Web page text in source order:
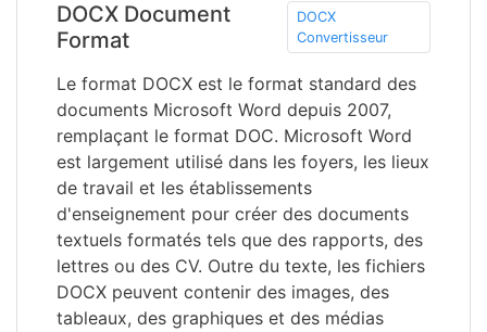
DOCX Document
Format
DOCX
Convertisseur
Le format DOCX est le format standard des
documents Microsoft Word depuis 2007,
remplaçant le format DOC. Microsoft Word
est largement utilisé dans les foyers, les lieux
de travail et les établissements
d'enseignement pour créer des documents
textuels formatés tels que des rapports, des
lettres ou des CV. Outre du texte, les fichiers
DOCX peuvent contenir des images, des
tableaux, des graphiques et des médias